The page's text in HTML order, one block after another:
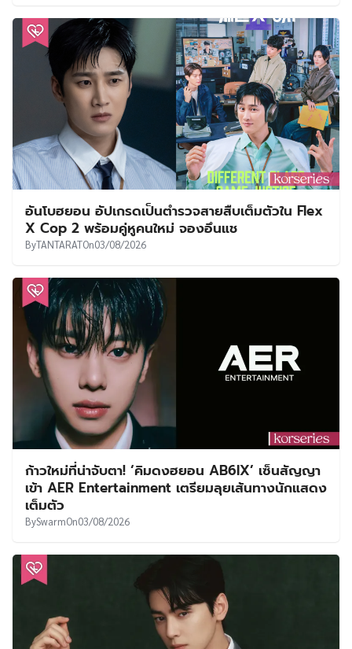
อันโบฮยอน อัปเกรดเป็นตำรวจสายสืบเต็มตัวใน Flex
X Cop 2 พร้อมคู่หูคนใหม่ จองอึนแช
ByTANTARATOn03/08/2026
ก้าวใหม่ที่น่าจับตา! ‘คิมดงฮยอน AB6IX’ เซ็นสัญญา
เข้า AER Entertainment เตรียมลุยเส้นทางนักแสดง
เต็มตัว
BySwarmOn03/08/2026